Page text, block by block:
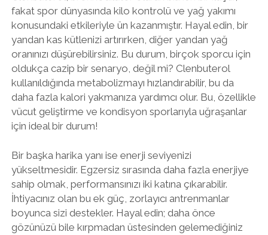
fakat spor dünyasında kilo kontrolü ve yağ yakımı
konusundaki etkileriyle ün kazanmıştır. Hayal edin, bir
yandan kas kütlenizi artırırken, diğer yandan yağ
oranınızı düşürebilirsiniz. Bu durum, birçok sporcu için
oldukça cazip bir senaryo, değil mi? Clenbuterol
kullanıldığında metabolizmayı hızlandırabilir, bu da
daha fazla kalori yakmanıza yardımcı olur. Bu, özellikle
vücut geliştirme ve kondisyon sporlarıyla uğraşanlar
için ideal bir durum!
Bir başka harika yanı ise enerji seviyenizi
yükseltmesidir. Egzersiz sırasında daha fazla enerjiye
sahip olmak, performansınızı iki katına çıkarabilir.
İhtiyacınız olan bu ek güç, zorlayıcı antrenmanlar
boyunca sizi destekler. Hayal edin; daha önce
gözünüzü bile kırpmadan üstesinden gelemediğiniz